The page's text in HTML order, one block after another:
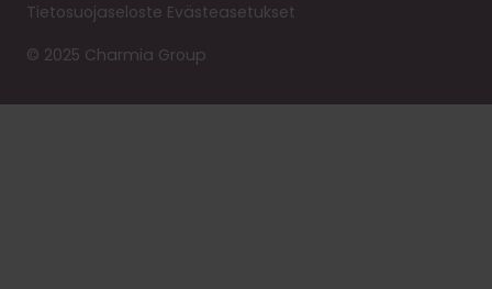
Tietosuojaseloste Evästeasetukset
© 2025 Charmia Group